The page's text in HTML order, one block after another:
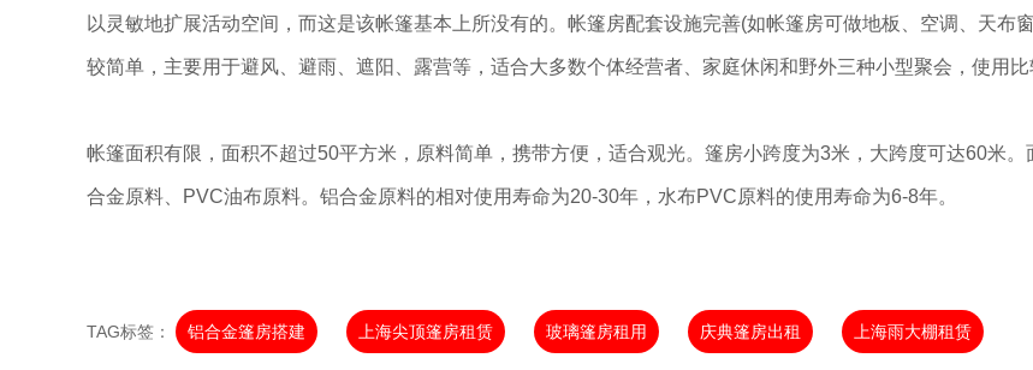
以灵敏地扩展活动空间，而这是该帐篷基本上所没有的。帐篷房配套设施完善(如帐篷房可做地板、空调、天布
较简单，主要用于避风、避雨、遮阳、露营等，适合大多数个体经营者、家庭休闲和野外三种小型聚会，使用比
帐篷面积有限，面积不超过50平方米，原料简单，携带方便，适合观光。篷房小跨度为3米，大跨度可达60米
合金原料、PVC油布原料。铝合金原料的相对使用寿命为20-30年，水布PVC原料的使用寿命为6-8年。
TAG标签： 铝合金篷房搭建 上海尖顶篷房租赁 玻璃篷房租用 庆典篷房出租 上海雨大棚租赁